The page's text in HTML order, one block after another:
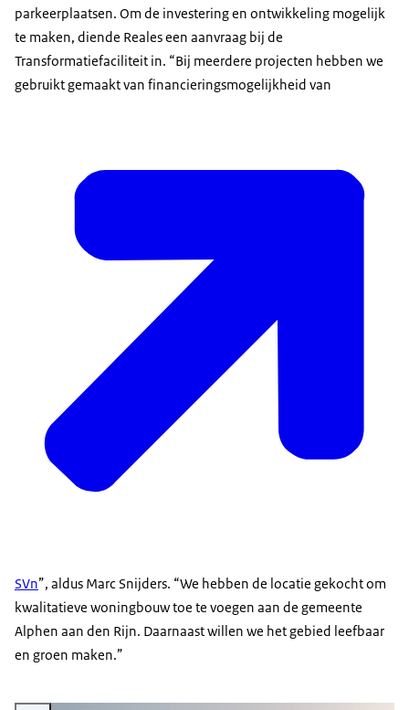
parkeerplaatsen. Om de investering en ontwikkeling mogelijk
te maken, diende Reales een aanvraag bij de
Transformatiefaciliteit in. “Bij meerdere projecten hebben we
gebruikt gemaakt van financieringsmogelijkheid van
SVn”, aldus Marc Snijders. “We hebben de locatie gekocht om
kwalitatieve woningbouw toe te voegen aan de gemeente
Alphen aan den Rijn. Daarnaast willen we het gebied leefbaar
en groen maken.”
Vergroot afbeelding 190 nieuwbouwappartementen in Alphen aan den Rijn